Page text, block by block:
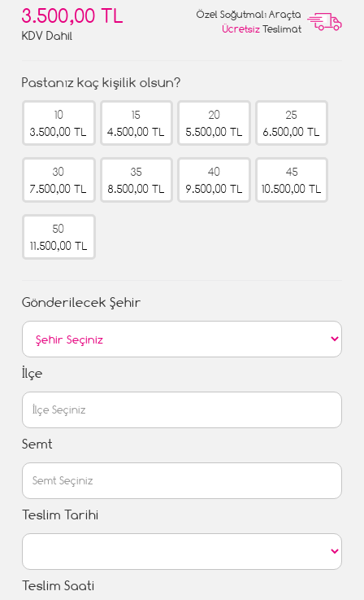
3.500,00 TL
KDV Dahil
Özel Soğutmalı Araçta
Ücretsiz Teslimat
Pastanız kaç kişilik olsun?
10
3.500,00 TL
15
4.500,00 TL
20
5.500,00 TL
25
6.500,00 TL
30
7.500,00 TL
35
8.500,00 TL
40
9.500,00 TL
45
10.500,00 TL
50
11.500,00 TL
Gönderilecek Şehir
İlçe
Semt
Teslim Tarihi
Teslim Saati